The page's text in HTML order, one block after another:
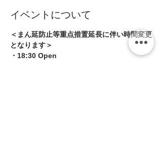
イベントについて
＜まん延防止等重点措置延長に伴い時間変更
となります＞
・18:30 Open